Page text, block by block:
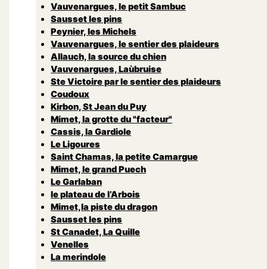
Vauvenargues, le petit Sambuc
Sausset les pins
Peynier, les Michels
Vauvenargues, le sentier des plaideurs
Allauch, la source du chien
Vauvenargues, Laùbruise
Ste Victoire par le sentier des plaideurs
Coudoux
Kirbon, St Jean du Puy
Mimet, la grotte du "facteur"
Cassis, la Gardiole
Le Ligoures
Saint Chamas, la petite Camargue
Mimet, le grand Puech
Le Garlaban
le plateau de l’Arbois
Mimet,la piste du dragon
Sausset les pins
St Canadet, La Quille
Venelles
La merindole